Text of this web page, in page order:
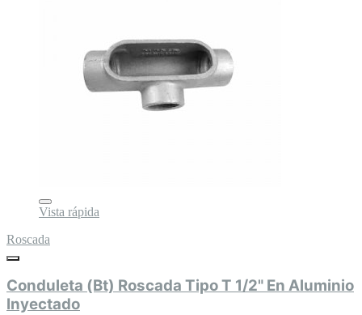
Vista rápida
Roscada
Conduleta (Bt) Roscada Tipo T 1/2" En Aluminio
Inyectado